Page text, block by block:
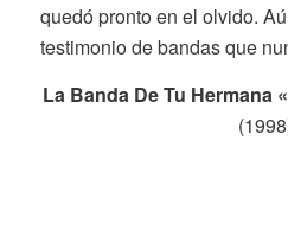
quedó pronto en el olvido.
testimonio de bandas que
La Banda De Tu Hermana